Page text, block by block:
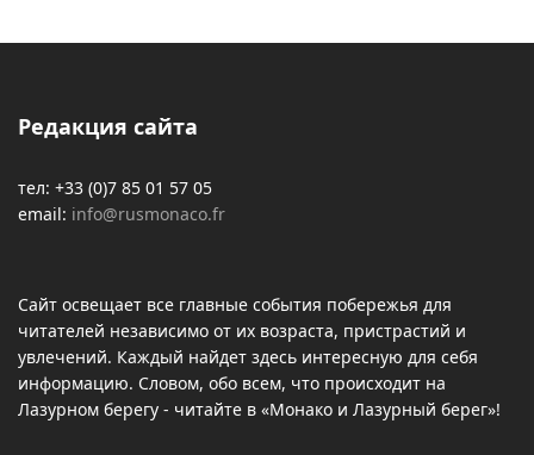
Редакция сайта
тел: +33 (0)7 85 01 57 05
email: info@rusmonaco.fr
Сайт освещает все главные события побережья для
читателей независимо от их возраста, пристрастий и
увлечений. Каждый найдет здесь интересную для себя
информацию. Словом, обо всем, что происходит на
Лазурном берегу - читайте в «Монако и Лазурный берег»!